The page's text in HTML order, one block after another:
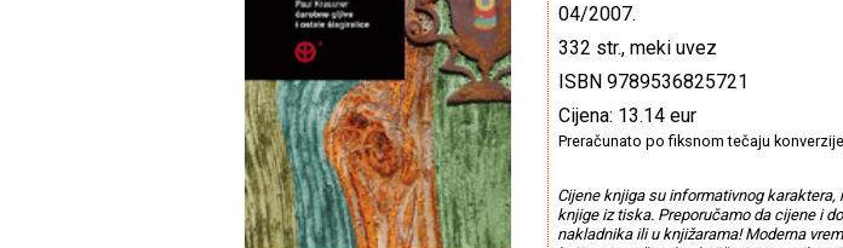
04/2007.
332 str., meki uvez
ISBN 9789536825721
Cijena: 13.14 eur
Preračunato po fiksnom tečaju
Cijene knjiga su informativnog karaktera,
knjige iz tiska. Preporučamo da cijene i
nakladnika ili u knjižarama! Moderna